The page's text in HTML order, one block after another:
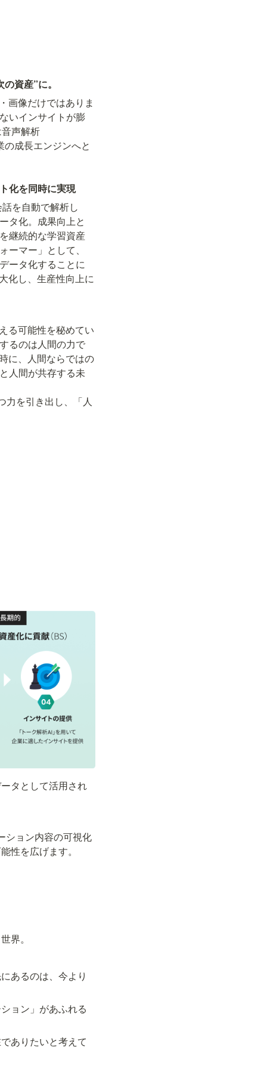
資産”に。
画像だけではありま
いインサイトが膨
声解析
成長エンジンへと
化を同時に実現
を自動で解析し
タ化。成果向上と
継続的な学習資産
マー」として、
ータ化することに
化し、生産性向上に
る可能性を秘めてい
るのは人間の力で
に、人間ならではの
人間が共存する未
力を引き出し、「人
タとして活用され
ション内容の可視化
性を広げます。
界。
あるのは、今より
ョン」があふれる
ありたいと考えて